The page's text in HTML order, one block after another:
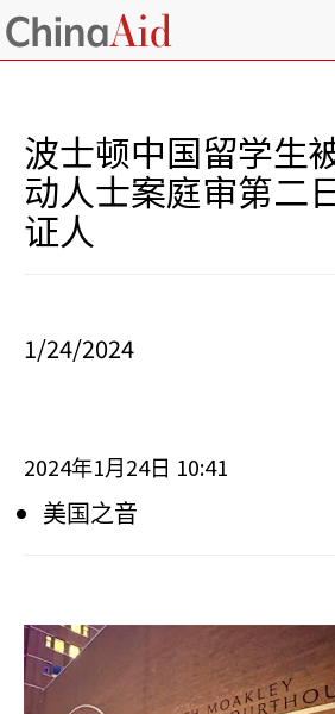
波士顿中国留学生
动人士案庭审第二
证人
1/24/2024
2024年1月 24日 10:41
美国之音